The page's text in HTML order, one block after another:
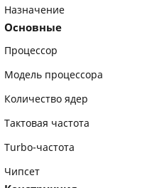
Назначение
Основные
Процессор
Модель процессора
Количество ядер
Тактовая частота
Turbo-частота
Чипсет